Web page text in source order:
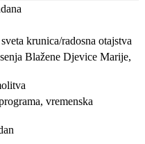
krunica/radosna otajstva
Blažene Djevice Marije,
vremenska